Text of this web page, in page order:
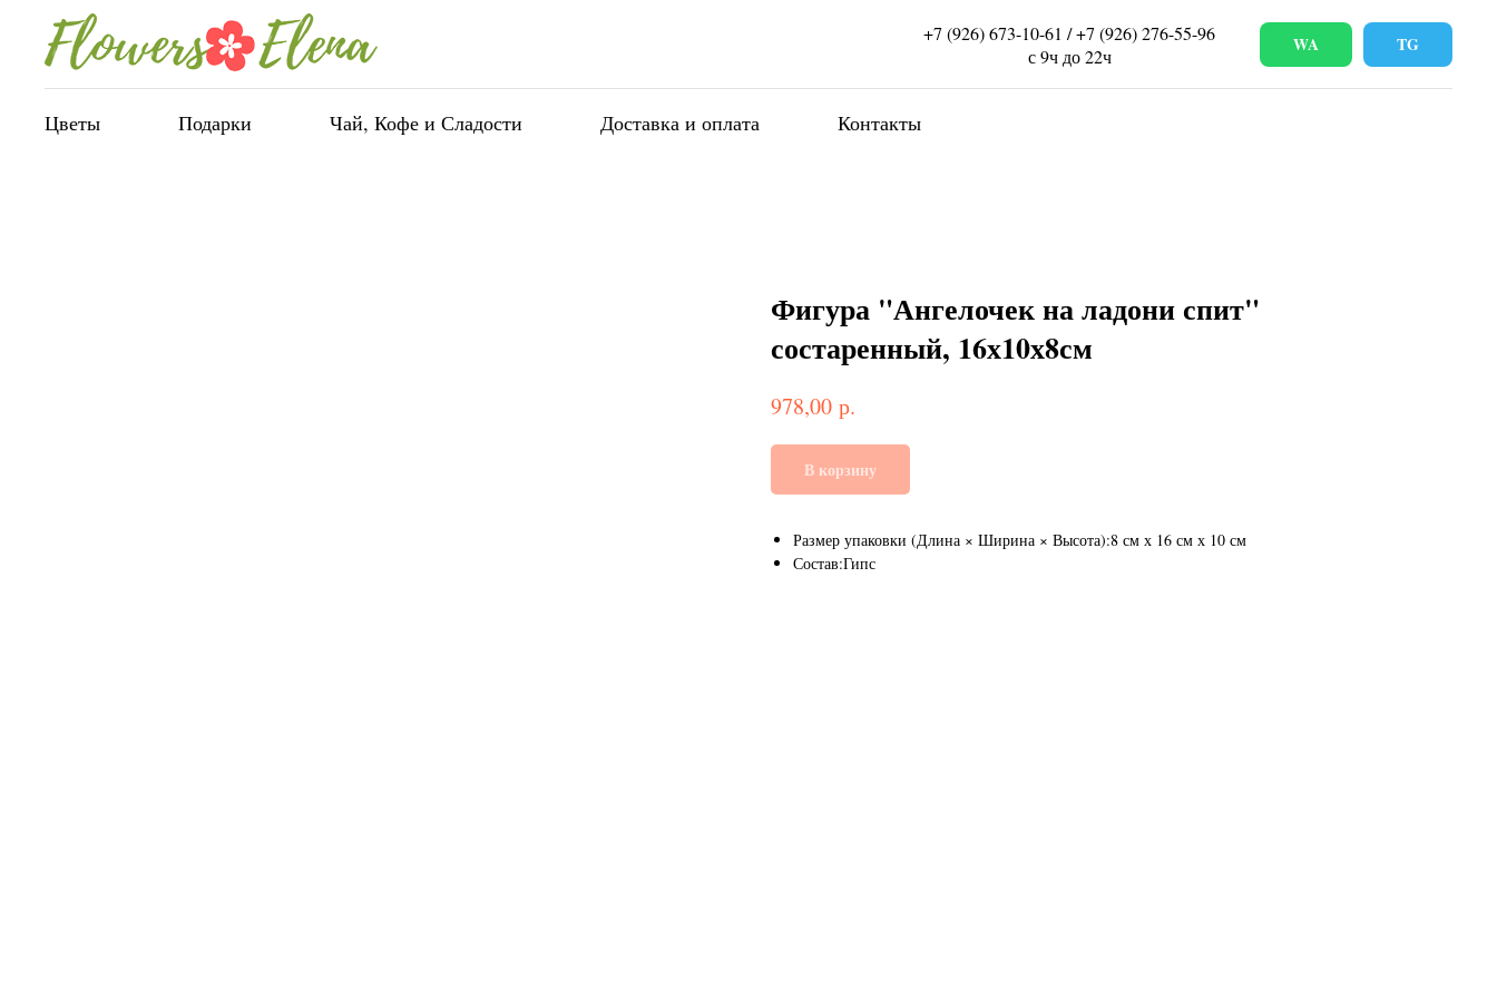
+7 (926) 673-10-61 / +7 (926) 276-55-96
с 9ч до 22ч
WA TG
Цветы Подарки Чай, Кофе и Сладости Доставка и оплата Контакты
Фигура "Ангелочек на ладони спит"
состаренный, 16х10х8см
978,00 р.
В корзину
Размер упаковки (Длина × Ширина × Высота):8 см х 16 см х 10 см
Состав:Гипс